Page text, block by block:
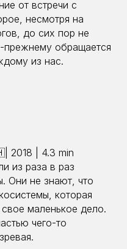
от встречи с
несмотря на
до сих пор не
прежнему обращается
из нас.
2018 | 4.3 min
из раза в раз
Они не знают, что
которая
маленькое дело.
чего-то